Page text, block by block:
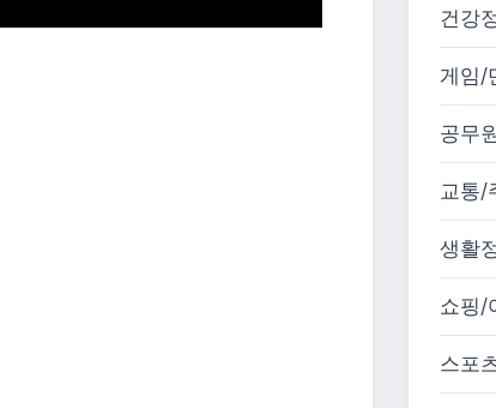
건강
게임/
공무
교통/
생활
쇼핑/
스포